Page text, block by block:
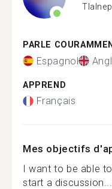
PARLE
Espagnol
APPREND
Français
Mes objectifs
I want to be able
start a discussion...